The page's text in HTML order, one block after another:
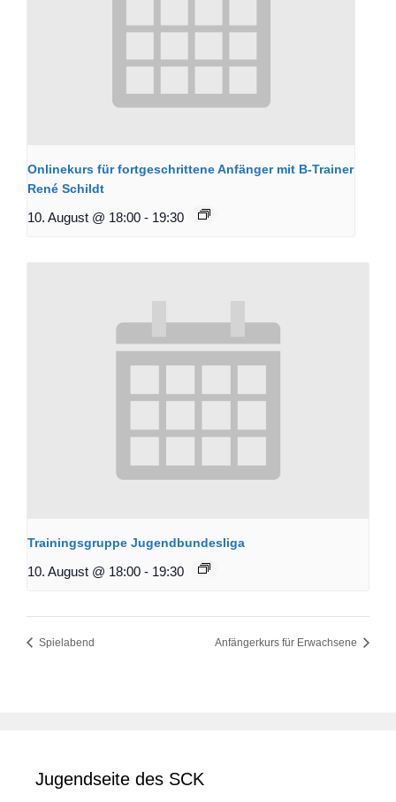
Onlinekurs für fortgeschrittene Anfänger mit B-Trainer
René Schildt
10. August @ 18:00 - 19:30
Trainingsgruppe Jugendbundesliga
10. August @ 18:00 - 19:30
Spielabend Anfängerkurs für Erwachsene
Jugendseite des SCK